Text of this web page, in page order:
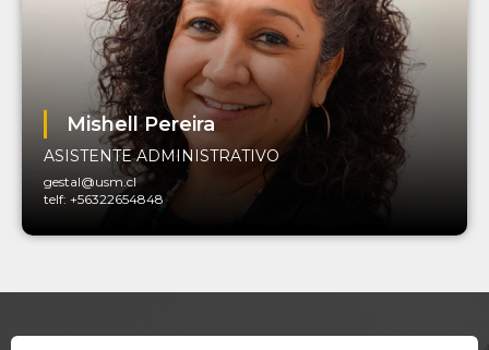
Mishell Pereira
ASISTENTE ADMINISTRATIVO
gestal@usm.cl
telf: +56322654848